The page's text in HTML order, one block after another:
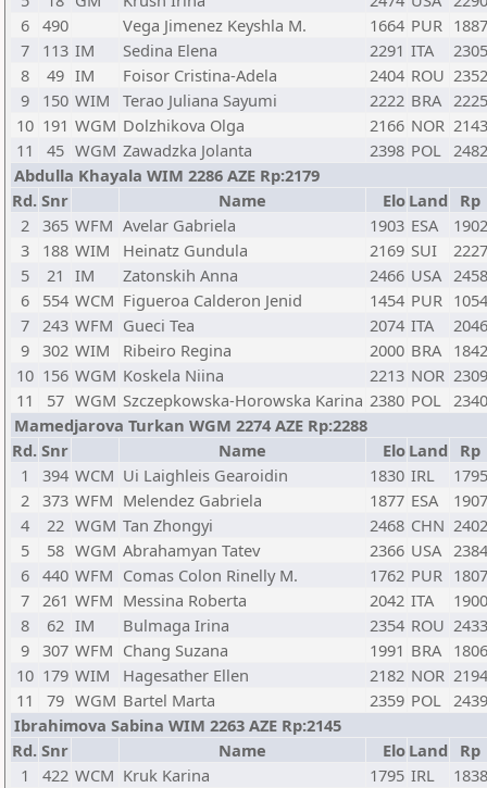
6 490 Vega Jimenez Keyshla M. 1664 PUR 1887
7
113 IM Sedina Elena 2291 ITA
2305
8
49 IM Foisor Cristina-Adela 2404 ROU 2352
9
150 WIM Terao Juliana Sayumi 2222 BRA 2225
10 191 WGM Dolzhikova Olga 2166 NOR 2143
11
45 WGM Zawadzka Jolanta 2398 POL 2482
Abdulla Khayala WIM 2286 AZE Rp:2179
Rd. Snr Name Elo Land
Rp
2 365 WFM Avelar Gabriela 1903 ESA
1902
3
188 WIM Heinatz Gundula 2169 SUI
2227
5
21 IM Zatonskih Anna 2466 USA 2458
6
554 WCM Figueroa Calderon Jenid 1454 PUR 1054
7 243 WFM Gueci Tea 2074 ITA
2046
9 302 WIM Ribeiro Regina 2000 BRA 1842
10 156 WGM Koskela Niina 2213 NOR 2309
11
57 WGM Szczepkowska-Horowska Karina 2380 POL 2340
Mamedjarova Turkan WGM 2274 AZE Rp:2288
Rd. Snr Name Elo Land
Rp
1
394 WCM Ui Laighleis Gearoidin 1830 IRL
1795
2 373 WFM Melendez Gabriela 1877 ESA
1907
4
22 WGM Tan Zhongyi 2468 CHN 2402
5
58 WGM Abrahamyan Tatev 2366 USA 2384
6 440 WFM Comas Colon Rinelly M. 1762 PUR 1807
7 261 WFM Messina Roberta 2042 ITA
1900
8
62 IM Bulmaga Irina 2354 ROU 2433
9 307 WFM Chang Suzana 1991 BRA 1806
10 179 WIM Hagesather Ellen 2182 NOR 2194
11
79 WGM Bartel Marta 2359 POL 2439
Ibrahimova Sabina WIM 2263 AZE Rp:2145
Rd. Snr Name Elo Land
Rp
1
422 WCM Kruk Karina 1795 IRL
1838